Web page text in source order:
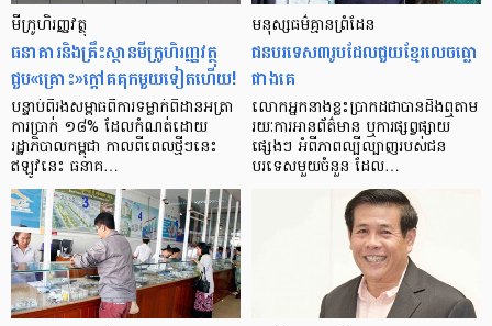
មីក្រូ​ហិរញ្ញវត្ថុ
ធនាគារ​និង​គ្រឹះស្ថាន​មីក្រូ​ហិរញ្ញវត្ថុ​
ជួប«គ្រោះ»ក្តៅ​គគុក​មួយ​ទៀត​ហើយ!
បន្ទាប់​ពី​រង​សម្ពាធ​​ពី​ការ​ទម្លាក់​ពិដាន​អត្រា​
ការ​ប្រាក់ ១៨​% ដែល​កំណត់​ដោយ​
រដ្ឋាភិបាល​កម្ពុជា កាល​ពី​ពេល​ថ្មីៗ​នេះ
ឥឡូវ​នេះ ធនាគ…
មនុស្ស​ធម៌​គ្មាន​ព្រំដែន
ជន​បរទេស​៣​រូប​ដែល​ជួយ​ខ្មែរ​លេច​ធ្លោ​
ជាង​គេ
លោកអ្នក​នាង​ខ្លះ​ប្រាកដ​ជា​បាន​​ដឹង​ឮ​តាម​
រយៈ​ការ​អាន​ព័ត៌មាន ឬ​ការ​ផ្សព្វផ្សាយ​
ផ្សេងៗ អំពី​ភាព​ល្បីល្បាញ​របស់​ជន​
បរទេស​មួយ​ចំនួន ដែល…